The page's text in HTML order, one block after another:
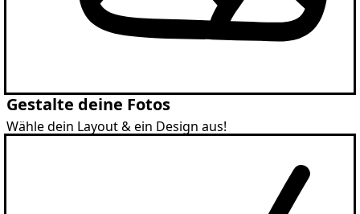
Gestalte deine Fotos
Wähle dein Layout & ein Design aus!